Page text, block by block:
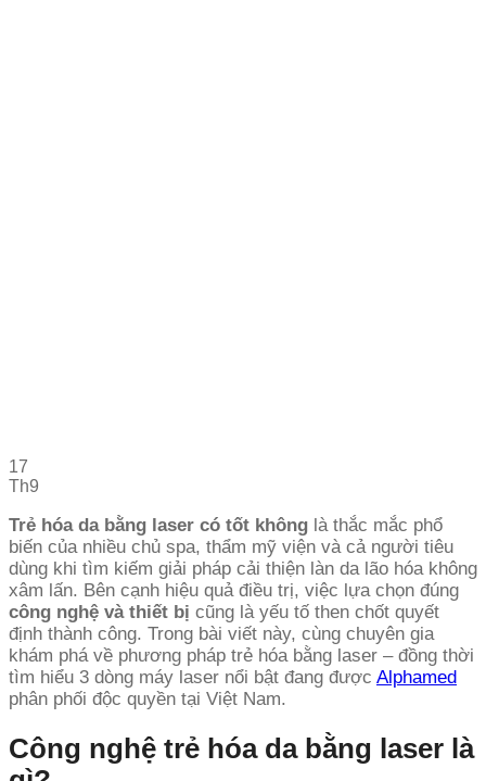
17
Th9
Trẻ hóa da bằng laser có tốt không là thắc mắc phổ
biến của nhiều chủ spa, thẩm mỹ viện và cả người tiêu
dùng khi tìm kiếm giải pháp cải thiện làn da lão hóa không
xâm lấn. Bên cạnh hiệu quả điều trị, việc lựa chọn đúng
công nghệ và thiết bị cũng là yếu tố then chốt quyết
định thành công. Trong bài viết này, cùng chuyên gia
khám phá về phương pháp trẻ hóa bằng laser – đồng thời
tìm hiểu 3 dòng máy laser nổi bật đang được Alphamed
phân phối độc quyền tại Việt Nam.
Công nghệ trẻ hóa da bằng laser là